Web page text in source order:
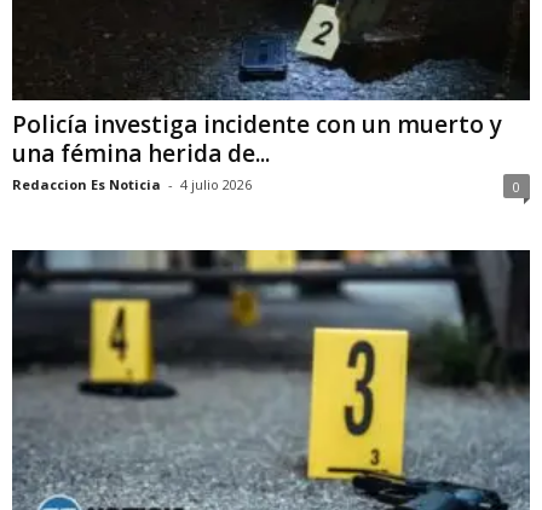
Policía investiga incidente con un muerto y
una fémina herida de...
Redaccion Es Noticia - 4 julio 2026 0